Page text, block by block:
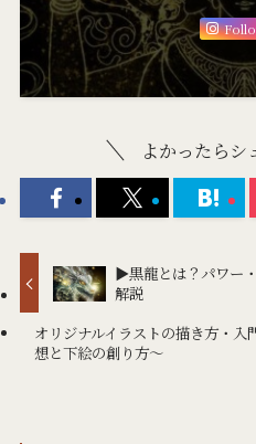
よかったらシ
▶黒龍とは？パワー
解説
オリジナルイラストの描き方・入
想と下絵の創り方～